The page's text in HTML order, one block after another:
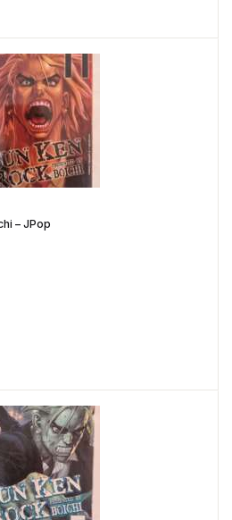
lista dei desideri
– JPop
lista dei desideri